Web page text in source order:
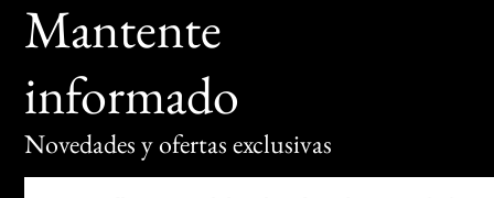
Mantente
informado
Novedades y ofertas exclusivas